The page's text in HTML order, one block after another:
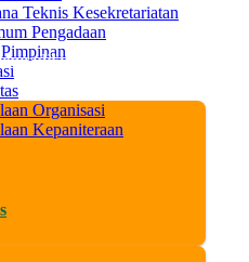
Teknis Kesekretariatan
Pengadaan
Organisasi
Kepaniteraan
Agama Sleman. Media